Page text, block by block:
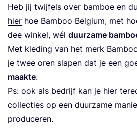
Heb jij twij­fels over bam­boe en
hier hoe Bam­boo Bel­gi­um, met
dee win­kel, wél duur­za­me
Met kle­ding van het merk
je twee oren sla­pen dat je een
maak­te.
Ps: ook als bedrijf kan je hier
col­lec­ties op een duur­za­me
produceren.